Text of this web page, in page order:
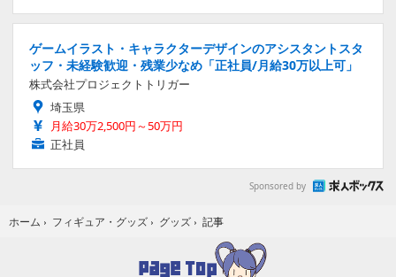
ゲームイラスト・キャラクターデザインのアシスタントスタ
ッフ・未経験歓迎・残業少なめ「正社員/月給30万以上可」
株式会社プロジェクトトリガー
埼玉県
月給30万2,500円～50万円
正社員
Sponsored by
ホーム › フィギュア・グッズ › グッズ › 記事